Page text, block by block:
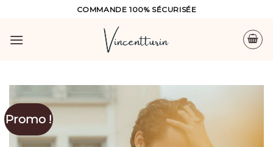
content
COMMANDE 100% SÉCURISÉE
Promo !